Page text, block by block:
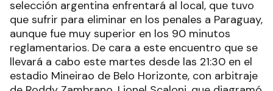
selección argentina enfrentará al local, que tuvo
que sufrir para eliminar en los penales a Paraguay,
aunque fue muy superior en los 90 minutos
reglamentarios. De cara a este encuentro que se
llevará a cabo este martes desde las 21:30 en el
estadio Mineirao de Belo Horizonte, con arbitraje